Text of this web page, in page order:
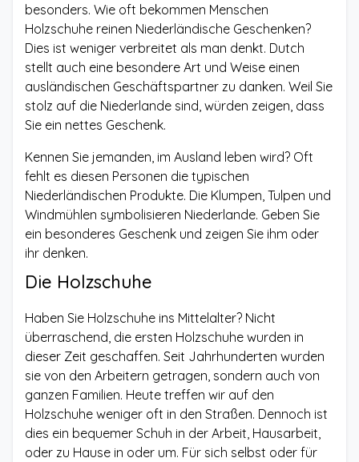
besonders. Wie oft bekommen Menschen
Holzschuhe reinen Niederländische Geschenken?
Dies ist weniger verbreitet als man denkt. Dutch
stellt auch eine besondere Art und Weise einen
ausländischen Geschäftspartner zu danken. Weil Sie
stolz auf die Niederlande sind, würden zeigen, dass
Sie ein nettes Geschenk.
Kennen Sie jemanden, im Ausland leben wird? Oft
fehlt es diesen Personen die typischen
Niederländischen Produkte. Die Klumpen, Tulpen und
Windmühlen symbolisieren Niederlande. Geben Sie
ein besonderes Geschenk und zeigen Sie ihm oder
ihr denken.
Die Holzschuhe
Haben Sie Holzschuhe ins Mittelalter? Nicht
überraschend, die ersten Holzschuhe wurden in
dieser Zeit geschaffen. Seit Jahrhunderten wurden
sie von den Arbeitern getragen, sondern auch von
ganzen Familien. Heute treffen wir auf den
Holzschuhe weniger oft in den Straßen. Dennoch ist
dies ein bequemer Schuh in der Arbeit, Hausarbeit,
oder zu Hause in oder um. Für sich selbst oder für